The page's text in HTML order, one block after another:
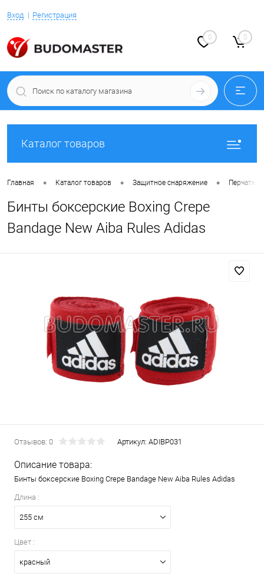
Вход Регистрация
0 0
Каталог товаров
Главная • Каталог товаров • Защитное снаряжение • Перчатки
Бинты боксерские Boxing Crepe
Bandage New Aiba Rules Adidas
Отзывов: 0 Артикул: ADIBP031
Описание товара:
Бинты боксерские Boxing Crepe Bandage New Aiba Rules Adidas
Длина :
255 см
Цвет :
красный